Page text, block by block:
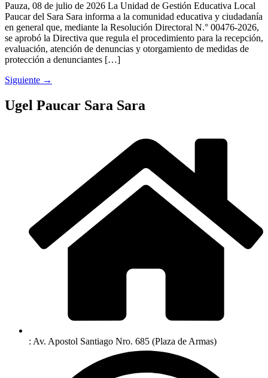
Pauza, 08 de julio de 2026 La Unidad de Gestión Educativa Local
Paucar del Sara Sara informa a la comunidad educativa y ciudadanía
en general que, mediante la Resolución Directoral N.° 00476-2026,
se aprobó la Directiva que regula el procedimiento para la recepción,
evaluación, atención de denuncias y otorgamiento de medidas de
protección a denunciantes […]
Siguiente →
Ugel Paucar Sara Sara
: Av. Apostol Santiago Nro. 685 (Plaza de Armas)